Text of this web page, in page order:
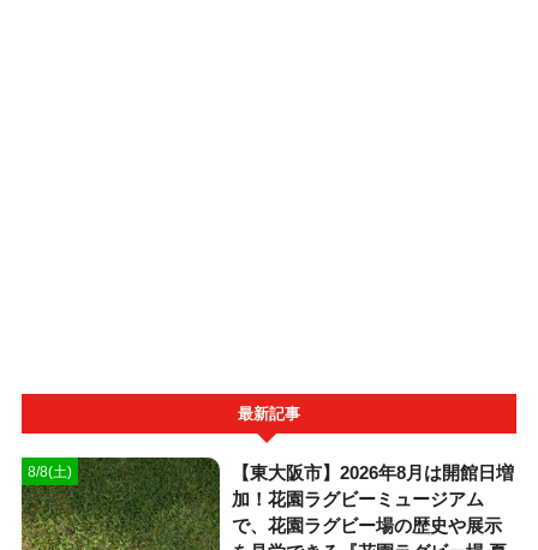
最新記事
8/8(土)
【東大阪市】2026年8月は開館日増
加！花園ラグビーミュージアム
で、花園ラグビー場の歴史や展示